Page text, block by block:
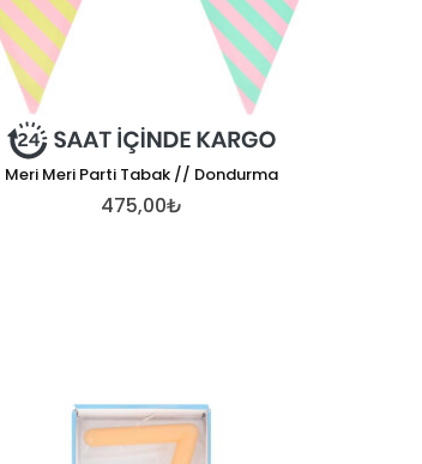
Meri Meri Parti Tabak // Dondurma
475,00₺